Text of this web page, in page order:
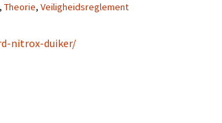
, Theorie, Veiligheidsreglement
nitrox-duiker/